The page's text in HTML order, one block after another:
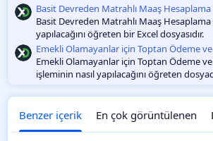
Basit Devreden Matrahlı Maaş Hesaplama
Basit Devreden Matrahlı Maaş Hesaplama
yapılacağını öğreten bir Excel dosyasıdır.
Emekli Olamayanlar için Toptan Ödeme
Emekli Olamayanlar için Toptan Ödeme
işleminin nasıl yapılacağını öğreten
Benzer içerik En çok görüntülenen